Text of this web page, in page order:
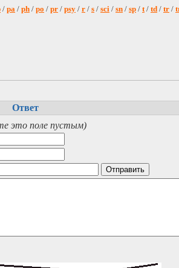
/ pa / ph / po / pr / psy / r / s / sci / sn / sp / t/ td / tr /
Ответ
это поле пустым)